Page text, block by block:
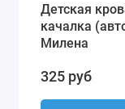
Детская
качалка
Милена
325 руб